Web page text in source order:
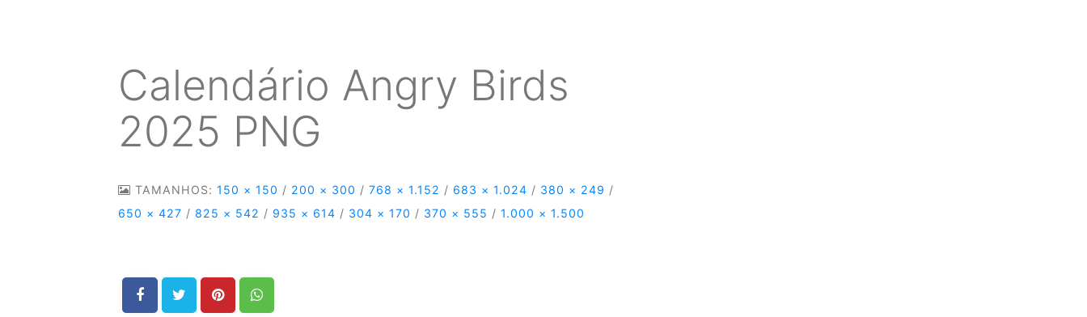
Calendário Angry Birds
2025 PNG
TAMANHOS:150 × 150 / 200 × 300 / 768 × 1.152 / 683 × 1.024 / 380 × 249 /
650 × 427 / 825 × 542 / 935 × 614 / 304 × 170 / 370 × 555 / 1.000 × 1.500